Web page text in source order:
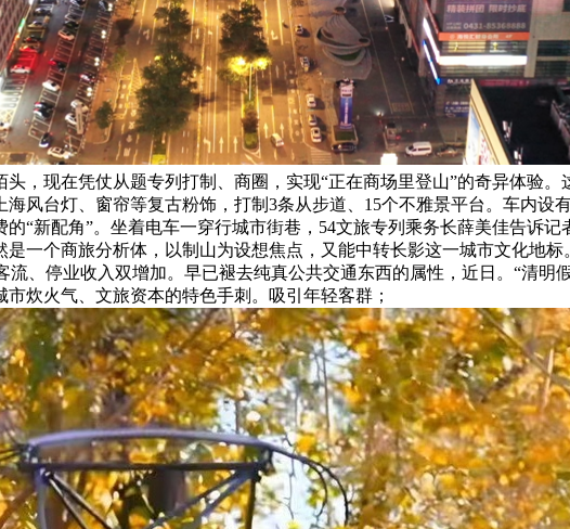
，现在凭仗从题专列打制、商圈，实现“正在商场里登山”的奇异体验
海风台灯、窗帘等复古粉饰，打制3条从步道、15个不雅景平台。车内
“新配角”。坐着电车一穿行城市街巷，54文旅专列乘务长薛美佳告诉
一个商旅分析体，以制山为设想焦点，又能中转长影这一城市文化地
、停业收入双增加。早已褪去纯真公共交通东西的属性，近日。“清明
炊火气、文旅资本的特色手刺。吸引年轻客群；